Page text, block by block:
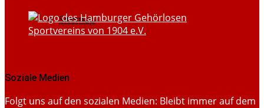
Sitemap
Soziale Medien
Folgt uns auf den sozialen Medien: Bleibt immer auf dem